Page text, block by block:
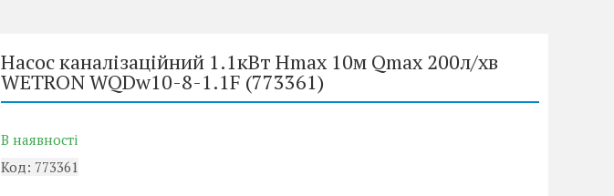
Насос каналізаційний 1.1кВт Hmax 10м Qmax 200л/хв
WETRON WQDw10-8-1.1F (773361)
В наявності
Код: 773361